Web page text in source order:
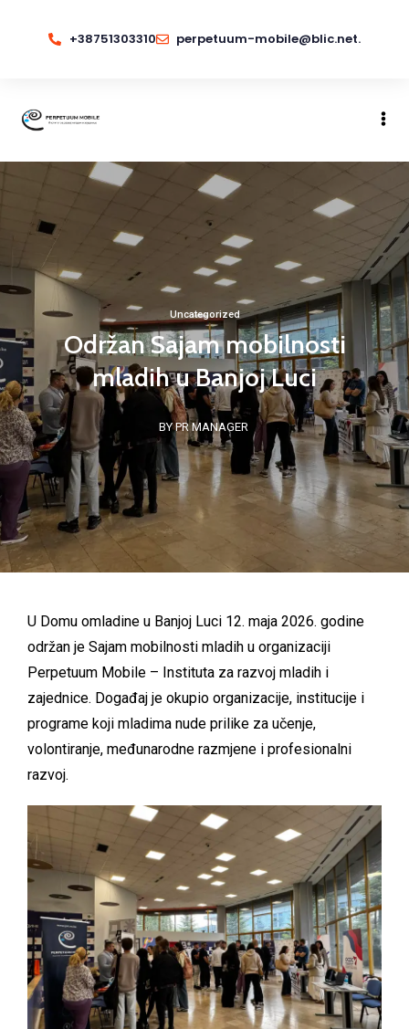
+38751303310 perpetuum-mobile@blic.net.
Uncategorized
Održan Sajam mobilnosti
mladih u Banjoj Luci
BY PR MANAGER
U Domu omladine u Banjoj Luci 12. maja 2026. godine
održan je Sajam mobilnosti mladih u organizaciji
Perpetuum Mobile – Instituta za razvoj mladih i
zajednice. Događaj je okupio organizacije, institucije i
programe koji mladima nude prilike za učenje,
volontiranje, međunarodne razmjene i profesionalni
razvoj.